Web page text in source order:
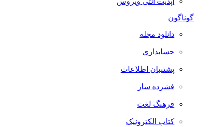
گوناگون
دانلود مجله
حسابداری
پشتیبان اطلاعات
فشرده ساز
فرهنگ لغت
کتاب الکترونیک